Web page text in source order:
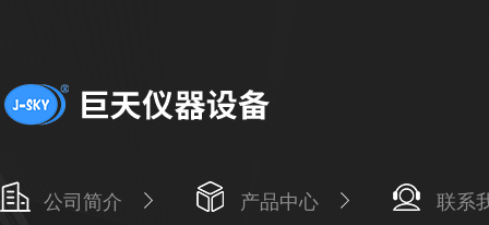
公司简介 产品中心 联系